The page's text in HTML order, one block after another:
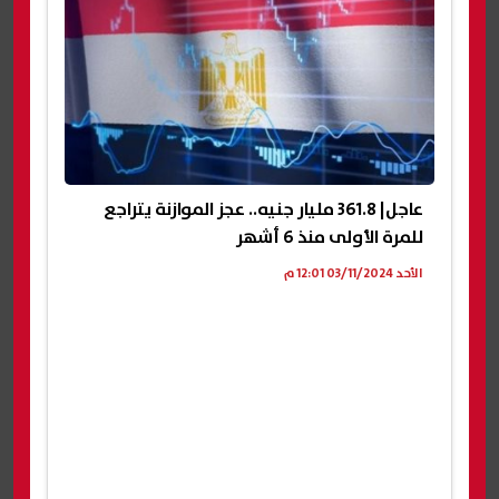
عاجل| 361.8 مليار جنيه.. عجز الموازنة يتراجع
للمرة الأولى منذ 6 أشهر
الأحد 03/11/2024 12:01 م